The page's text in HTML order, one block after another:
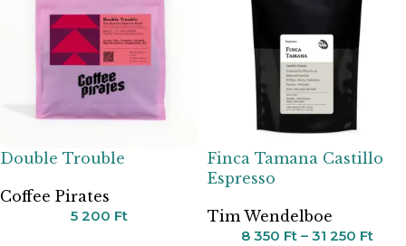
Double Trouble
Coffee Pirates
5 200 Ft
Finca Tamana Castillo
Espresso
Tim Wendelboe
8 350 Ft – 31 250 Ft